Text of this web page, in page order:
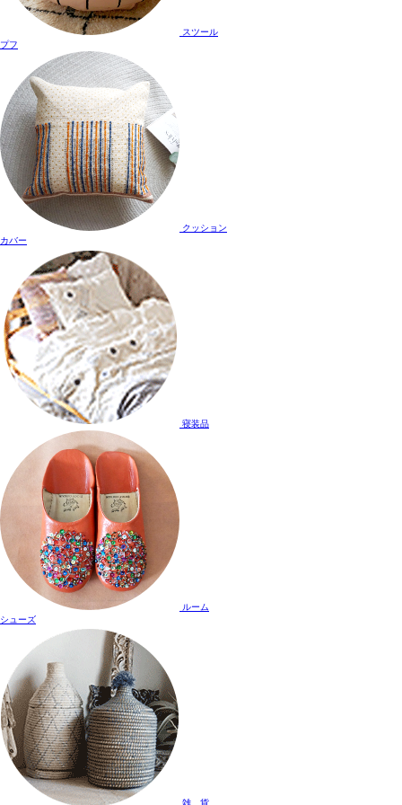
スツール
プフ
クッション
カバー
寝装品
ルーム
シューズ
雑 貨